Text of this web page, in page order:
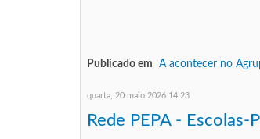
Publicado em A acontecer no
quarta, 20 maio 2026 14:23
Rede PEPA -